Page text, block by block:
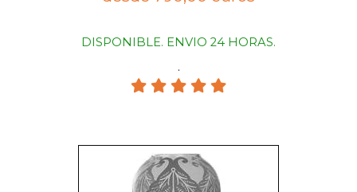
DISPONIBLE. ENVIO 24 HORAS.
.